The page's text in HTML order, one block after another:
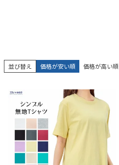
並び替え 価格が安い順 価格が高い順